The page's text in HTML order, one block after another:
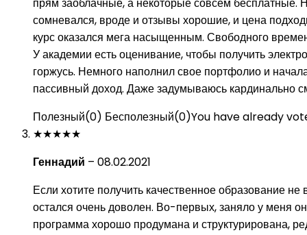
сомневался, вроде и отзывы хорошие, и цена
курс оказался мега насыщенным. Свободного
У академии есть оценивание, чтобы получить
горжусь. Немного наполнил свое портфолио и
пассивный доход. Даже задумываюсь кардинально
Полезный(0) Бесполезный(0)You have already
★★★★★
Геннадий – 08.02.2021
Если хотите получить качественное образование
остался очень доволен. Во-первых, заняло у меня
программа хорошо продумана и структурирована,